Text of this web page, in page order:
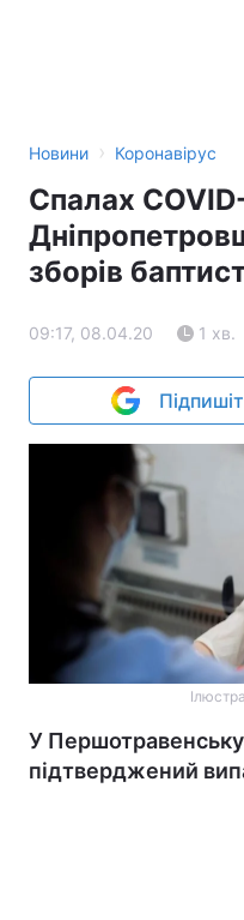
Новини › Коронавірус
Спалах
зборів
09:17, 08.04.20 1 хв.
У
підтверджений